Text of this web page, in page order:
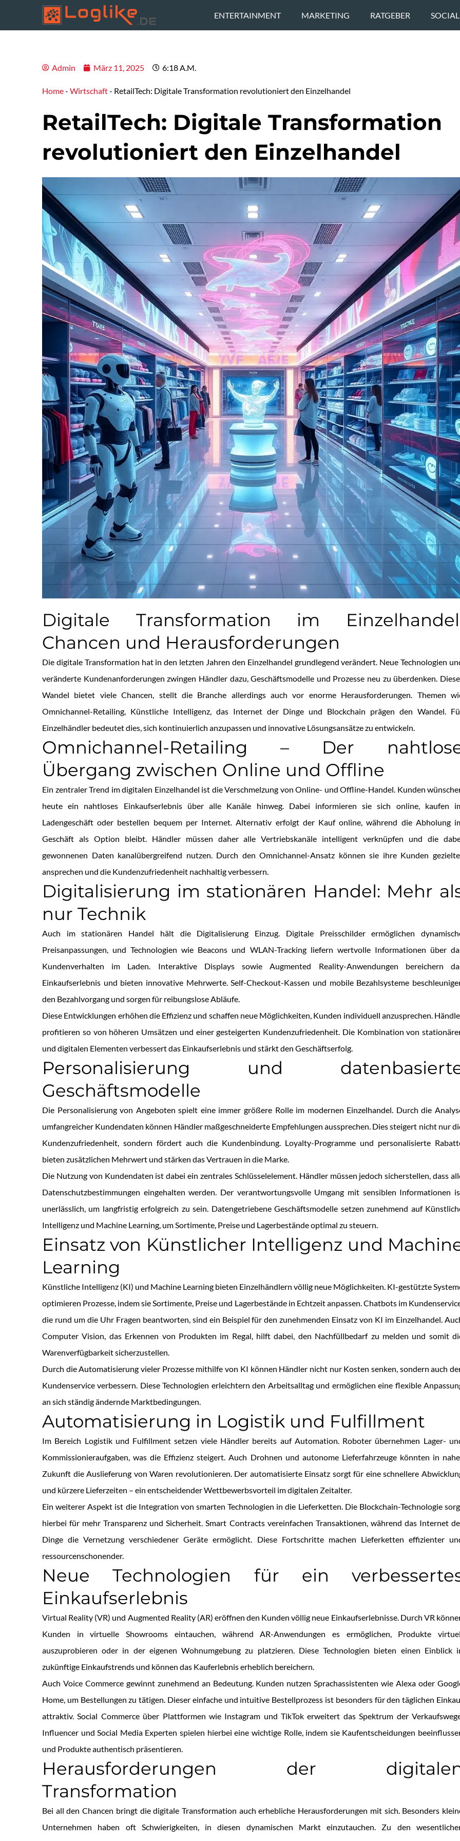
springen
ENTERTAINMENT MARKETING RATGEBER
Admin März 11, 2025 6:18 A.m.
Home- Wirtschaft- RetailTech: Digitale Transformation revolutioniert den Einzelhandel
RetailTech: Digitale Transformation
revolutioniert den Einzelhandel
Digitale Transformation im
Chancen und Herausforderungen
Die digitale Transformation hat in den letzten Jahren den Einzelhandel grundlegend verändert. Neue Technologien
veränderte Kundenanforderungen zwingen Händler dazu, Geschäftsmodelle und Prozesse neu zu überdenken.
Wandel bietet viele Chancen, stellt die Branche allerdings auch vor enorme Herausforderungen. Themen
Omnichannel-Retailing, Künstliche Intelligenz, das Internet der Dinge und Blockchain prägen den Wandel.
Einzelhändler bedeutet dies, sich kontinuierlich anzupassen und innovative Lösungsansätze zu entwickeln.
Omnichannel-Retailing – Der
Übergang zwischen Online und Offline
Ein zentraler Trend im digitalen Einzelhandel ist die Verschmelzung von Online- und Offline-Handel. Kunden
heute ein nahtloses Einkaufserlebnis über alle Kanäle hinweg. Dabei informieren sie sich online, kaufen
Ladengeschäft oder bestellen bequem per Internet. Alternativ erfolgt der Kauf online, während die Abholung
Geschäft als Option bleibt. Händler müssen daher alle Vertriebskanäle intelligent verknüpfen und die
gewonnenen Daten kanalübergreifend nutzen. Durch den Omnichannel-Ansatz können sie ihre Kunden
ansprechen und die Kundenzufriedenheit nachhaltig verbessern.
Digitalisierung im stationären Handel: Mehr
nur Technik
Auch im stationären Handel hält die Digitalisierung Einzug. Digitale Preisschilder ermöglichen
Preisanpassungen, und Technologien wie Beacons und WLAN-Tracking liefern wertvolle Informationen über
Kundenverhalten im Laden. Interaktive Displays sowie Augmented Reality-Anwendungen bereichern
Einkaufserlebnis und bieten innovative Mehrwerte. Self-Checkout-Kassen und mobile Bezahlsysteme
den Bezahlvorgang und sorgen für reibungslose Abläufe.
Diese Entwicklungen erhöhen die Effizienz und schaffen neue Möglichkeiten, Kunden individuell anzusprechen.
profitieren so von höheren Umsätzen und einer gesteigerten Kundenzufriedenheit. Die Kombination von
und digitalen Elementen verbessert das Einkaufserlebnis und stärkt den Geschäftserfolg.
Personalisierung und
Geschäftsmodelle
Die Personalisierung von Angeboten spielt eine immer größere Rolle im modernen Einzelhandel. Durch die
umfangreicher Kundendaten können Händler maßgeschneiderte Empfehlungen aussprechen. Dies steigert nicht nur
Kundenzufriedenheit, sondern fördert auch die Kundenbindung. Loyalty-Programme und personalisierte
bieten zusätzlichen Mehrwert und stärken das Vertrauen in die Marke.
Die Nutzung von Kundendaten ist dabei ein zentrales Schlüsselelement. Händler müssen jedoch sicherstellen, dass
Datenschutzbestimmungen eingehalten werden. Der verantwortungsvolle Umgang mit sensiblen Informationen
unerlässlich, um langfristig erfolgreich zu sein. Datengetriebene Geschäftsmodelle setzen zunehmend auf
Intelligenz und Machine Learning, um Sortimente, Preise und Lagerbestände optimal zu steuern.
Einsatz von Künstlicher Intelligenz und
Learning
Künstliche Intelligenz (KI) und Machine Learning bieten Einzelhändlern völlig neue Möglichkeiten. KI-gestützte
optimieren Prozesse, indem sie Sortimente, Preise und Lagerbestände in Echtzeit anpassen. Chatbots im
die rund um die Uhr Fragen beantworten, sind ein Beispiel für den zunehmenden Einsatz von KI im Einzelhandel.
Computer Vision, das Erkennen von Produkten im Regal, hilft dabei, den Nachfüllbedarf zu melden und somit
Warenverfügbarkeit sicherzustellen.
Durch die Automatisierung vieler Prozesse mithilfe von KI können Händler nicht nur Kosten senken, sondern auch
Kundenservice verbessern. Diese Technologien erleichtern den Arbeitsalltag und ermöglichen eine flexible
an sich ständig ändernde Marktbedingungen.
Automatisierung in Logistik und Fulfillment
Im Bereich Logistik und Fulfillment setzen viele Händler bereits auf Automation. Roboter übernehmen Lager-
Kommissionieraufgaben, was die Effizienz steigert. Auch Drohnen und autonome Lieferfahrzeuge könnten in
Zukunft die Auslieferung von Waren revolutionieren. Der automatisierte Einsatz sorgt für eine schnellere
und kürzere Lieferzeiten – ein entscheidender Wettbewerbsvorteil im digitalen Zeitalter.
Ein weiterer Aspekt ist die Integration von smarten Technologien in die Lieferketten. Die Blockchain-Technologie
hierbei für mehr Transparenz und Sicherheit. Smart Contracts vereinfachen Transaktionen, während das Internet
Dinge die Vernetzung verschiedener Geräte ermöglicht. Diese Fortschritte machen Lieferketten effizienter
ressourcenschonender.
Neue Technologien für ein
Einkaufserlebnis
Virtual Reality (VR) und Augmented Reality (AR) eröffnen den Kunden völlig neue Einkaufserlebnisse. Durch VR
Kunden in virtuelle Showrooms eintauchen, während AR-Anwendungen es ermöglichen, Produkte
auszuprobieren oder in der eigenen Wohnumgebung zu platzieren. Diese Technologien bieten einen Einblick
zukünftige Einkaufstrends und können das Kauferlebnis erheblich bereichern.
Auch Voice Commerce gewinnt zunehmend an Bedeutung. Kunden nutzen Sprachassistenten wie Alexa oder
Home, um Bestellungen zu tätigen. Dieser einfache und intuitive Bestellprozess ist besonders für den täglichen
attraktiv. Social Commerce über Plattformen wie Instagram und TikTok erweitert das Spektrum der
Influencer und Social Media Experten spielen hierbei eine wichtige Rolle, indem sie Kaufentscheidungen
und Produkte authentisch präsentieren.
Herausforderungen der
Transformation
Bei all den Chancen bringt die digitale Transformation auch erhebliche Herausforderungen mit sich. Besonders
Unternehmen haben oft Schwierigkeiten, in diesen dynamischen Markt einzutauchen. Zu den